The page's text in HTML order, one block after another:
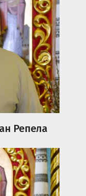
Репела